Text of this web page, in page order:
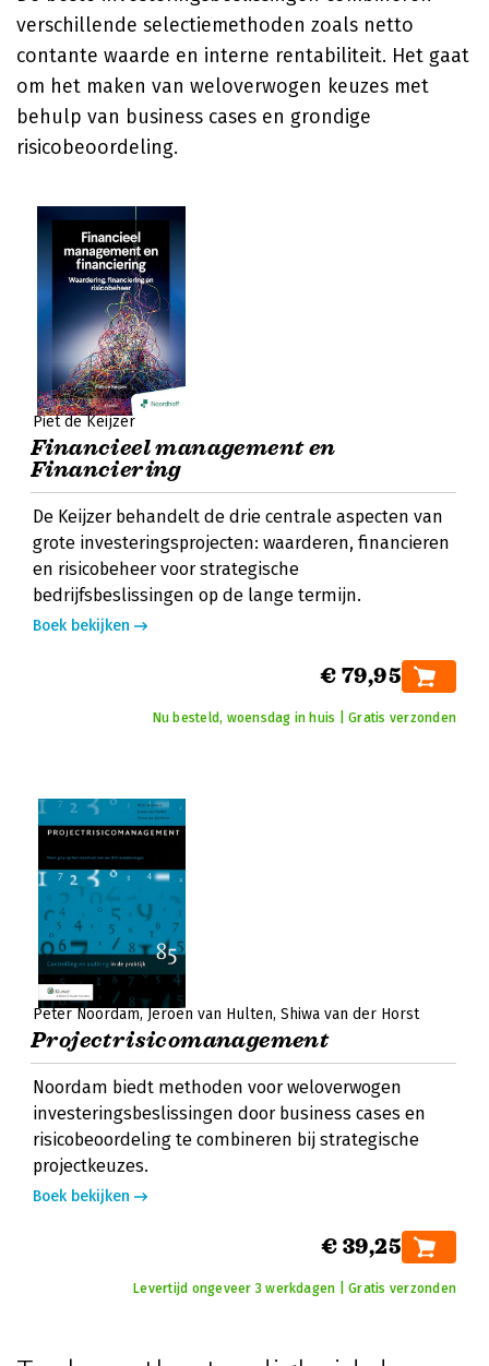
verschillende selectiemethoden zoals netto
contante waarde en interne rentabiliteit. Het gaat
om het maken van weloverwogen keuzes met
behulp van business cases en grondige
risicobeoordeling.
Piet de Keijzer
Financieel management en
Financiering
De Keijzer behandelt de drie centrale aspecten van
grote investeringsprojecten: waarderen, financieren
en risicobeheer voor strategische
bedrijfsbeslissingen op de lange termijn.
Boek bekijken
€ 79,95
Nu besteld, woensdag in huis | Gratis verzonden
Peter Noordam Jeroen van Hulten Shiwa van der Horst
Projectrisicomanagement
Noordam biedt methoden voor weloverwogen
investeringsbeslissingen door business cases en
risicobeoordeling te combineren bij strategische
projectkeuzes.
Boek bekijken
€ 39,25
Levertijd ongeveer 3 werkdagen | Gratis verzonden